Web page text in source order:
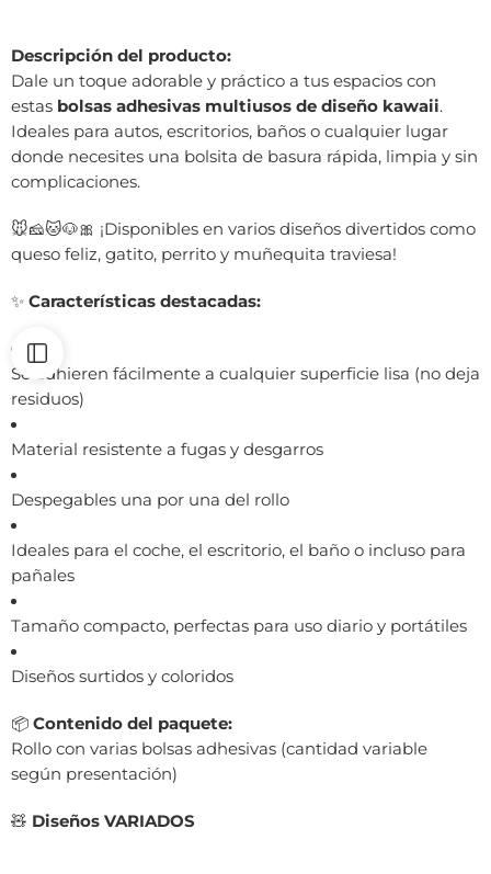
Descripción del producto:
Dale un toque adorable y práctico a tus espacios con
estas bolsas adhesivas multiusos de diseño kawaii.
Ideales para autos, escritorios, baños o cualquier lugar
donde necesites una bolsita de basura rápida, limpia y sin
complicaciones.
🐭🧀🐱🐶🎀 ¡Disponibles en varios diseños divertidos como
queso feliz, gatito, perrito y muñequita traviesa!
✨ Características destacadas:
Se adhieren fácilmente a cualquier superficie lisa (no deja
residuos)
Material resistente a fugas y desgarros
Despegables una por una del rollo
Ideales para el coche, el escritorio, el baño o incluso para
pañales
Tamaño compacto, perfectas para uso diario y portátiles
Diseños surtidos y coloridos
📦 Contenido del paquete:
Rollo con varias bolsas adhesivas (cantidad variable
según presentación)
🧸 Diseños VARIADOS